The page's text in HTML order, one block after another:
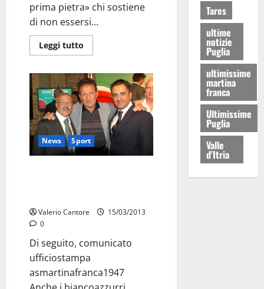
prima pietra» chi sostiene
di non essersi...
Leggi tutto
News Sport
Valerio Cantore
15/03/2013
0
Di seguito, comunicato
ufficiostampa
asmartinafranca1947
Tares
ultime
notizie
Puglia
ultimissime
martina
franca
Ultimissime
Puglia
Valle
d'Itria